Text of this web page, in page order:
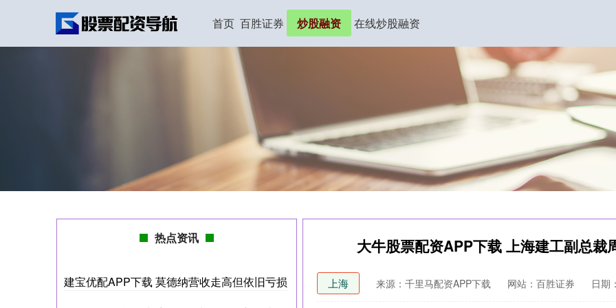
首页 百胜证券 炒股融资 在线炒股融资
大牛股票配资APP下载 上海建工副总
上海 来源：千里马配资APP下载 网站：百胜证券 日期
热点资讯
建宝优配APP下载 莫德纳营收走高但依旧亏损